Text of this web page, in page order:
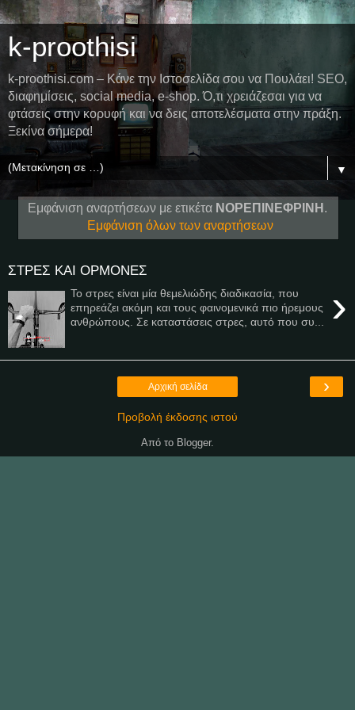
k-proothisi
k-proothisi.com – Κάνε την Ιστοσελίδα σου να Πουλάει! SEO,
διαφημίσεις, social media, e-shop. Ό,τι χρειάζεσαι για να
φτάσεις στην κορυφή και να δεις αποτελέσματα στην πράξη.
Ξεκίνα σήμερα!
▼
Εμφάνιση αναρτήσεων με ετικέτα ΝΟΡΕΠΙΝΕΦΡΙΝΗ .
Εμφάνιση όλων των αναρτήσεων
ΣΤΡΕΣ ΚΑΙ ΟΡΜΟΝΕΣ
›
Το στρες είναι μία θεμελιώδης διαδικασία, που
επηρεάζει ακόμη και τους φαινομενικά πιο ήρεμους
ανθρώπους. Σε καταστάσεις στρες, αυτό που συ...
›
Αρχική σελίδα
Προβολή έκδοσης ιστού
Από το Blogger.